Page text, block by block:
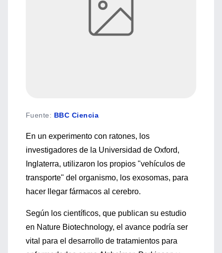
Fuente: BBC Ciencia
En un experimento con ratones, los
investigadores de la Universidad de Oxford,
Inglaterra, utilizaron los propios "vehículos de
transporte" del organismo, los exosomas, para
hacer llegar fármacos al cerebro.
Según los científicos, que publican su estudio
en Nature Biotechnology, el avance podría ser
vital para el desarrollo de tratamientos para